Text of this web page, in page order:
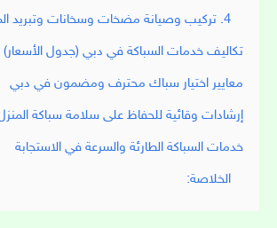
4. تركيب وصيانة مضخات وسخانات وتبريد المياه
تكاليف خدمات السباكة في دبي (جدول الأسعار)
معايير اختيار سباك محترف ومضمون في دبي
إرشادات وقائية للحفاظ على سلامة سباكة
خدمات السباكة الطارئة والسرعة في الاستجابة
الخلاصة: